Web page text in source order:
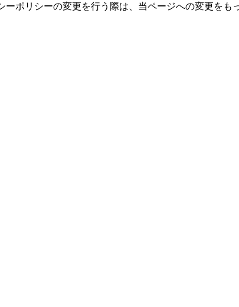
ポリシーの変更を行う際は、当ページへの変更をも